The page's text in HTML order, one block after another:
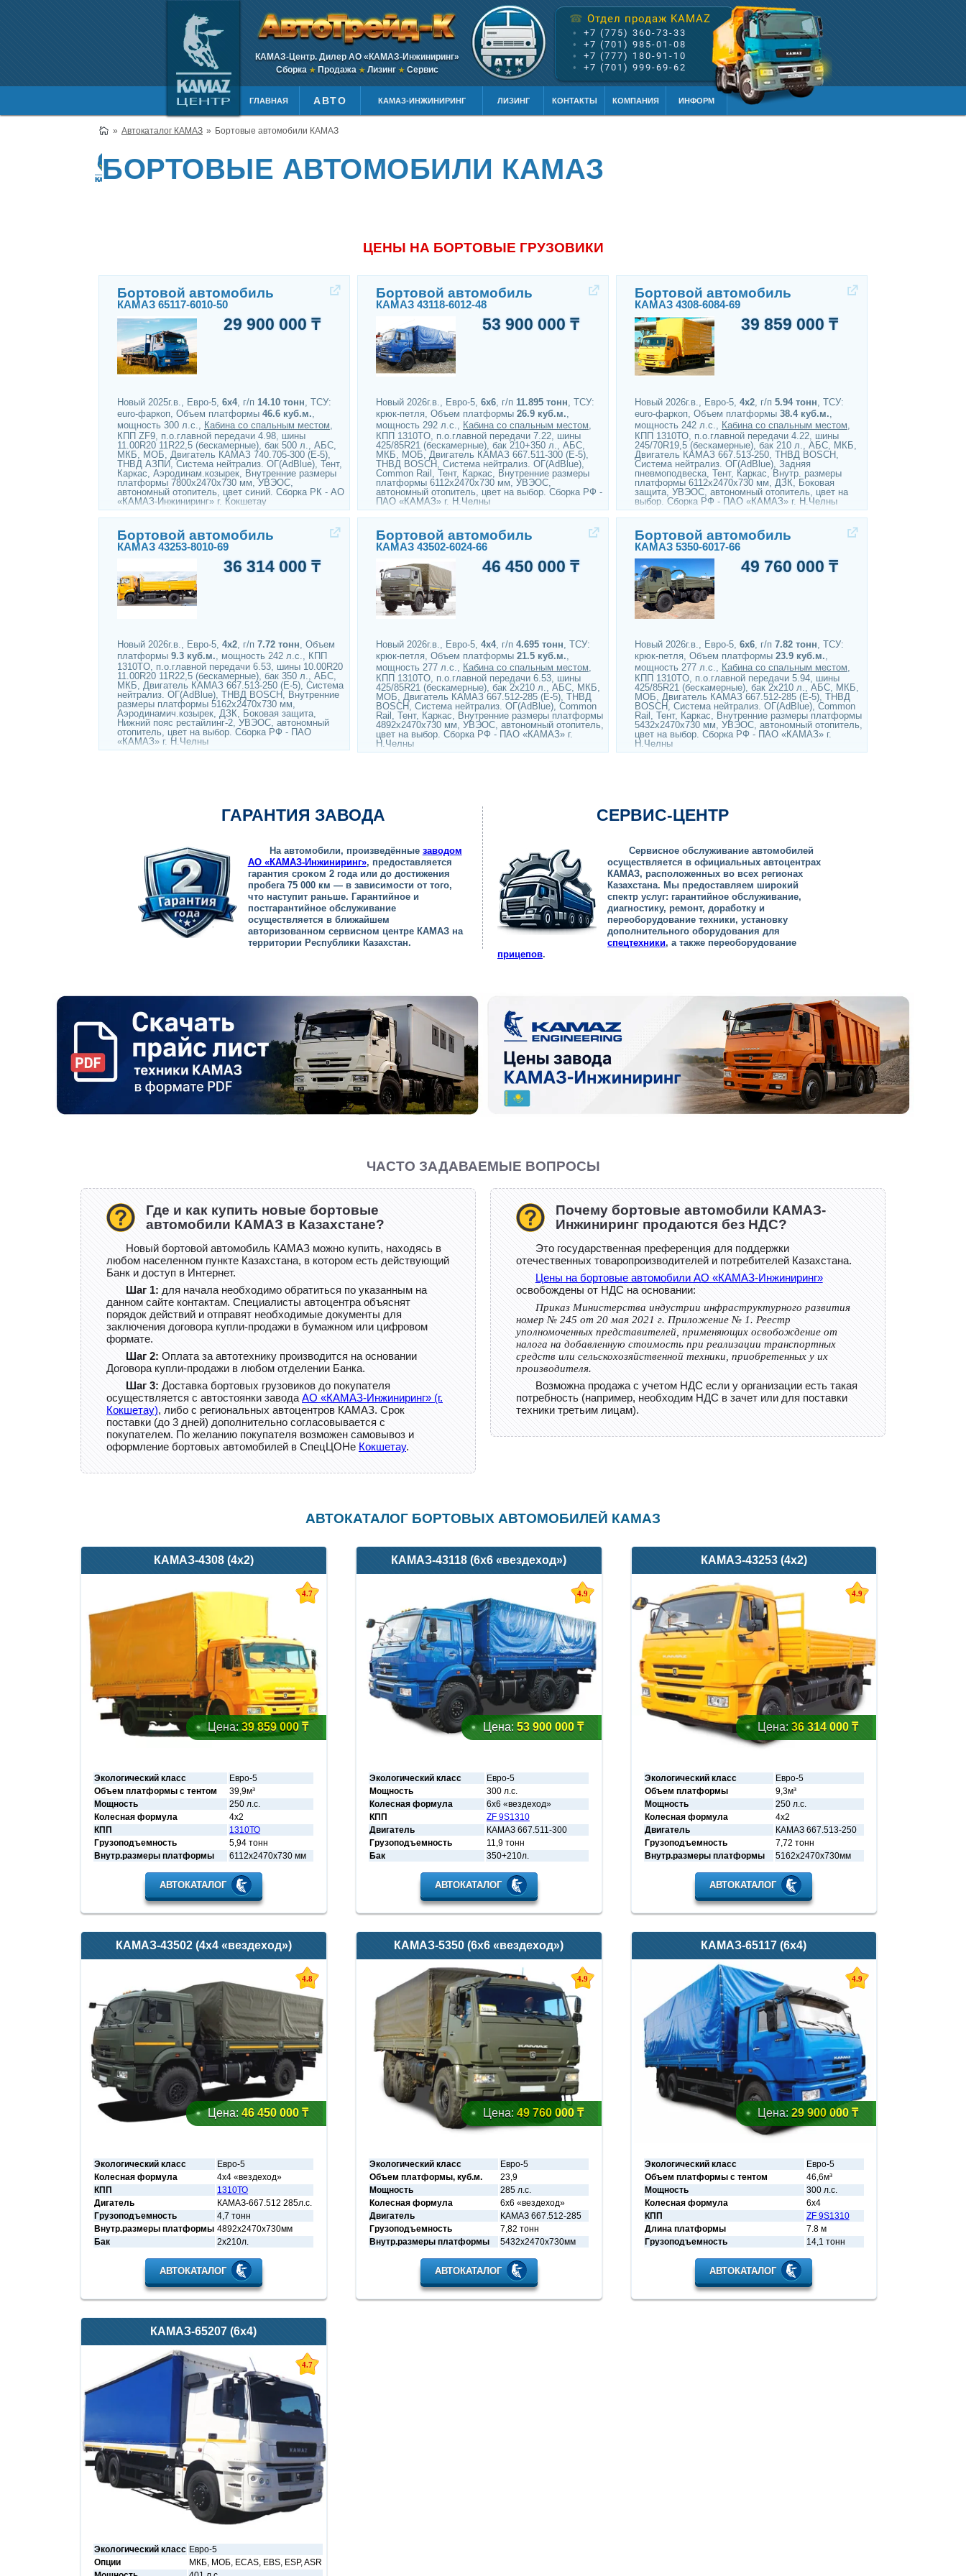
КАМАЗ-Центр. Дилер АО «КАМАЗ-Инжиниринг»
Сборка ★ Продажа ★ Лизинг ★ Сервис
☎ Отдел продаж KAMAZ
•
+7 (775) 360-73-33
•
+7 (701) 985-01-08
•
+7 (777) 180-91-10
•
+7 (701) 999-69-62
ГЛАВНАЯ АВТО КАМАЗ-ИНЖИНИРИНГ ЛИЗИНГ КОНТАКТЫ КОМПАНИЯ ИНФОРМ
Автокаталог КАМАЗ Бортовые автомобили КАМАЗ
БОРТОВЫЕ АВТОМОБИЛИ КАМАЗ
ЦЕНЫ НА БОРТОВЫЕ ГРУЗОВИКИ
Бортовой автомобиль
КАМАЗ 65117-6010-50
29 900 000 ₸
Новый 2025г.в., Евро-5, 6х4, г/п 14.10 тонн , ТСУ:
euro-фаркоп, Объем платформы 46.6 куб.м.
мощность 300 л.с.,
Кабина со спальным местом
КПП ZF9, п.о.главной передачи 4.98, шины
11.00R20 11R22,5 (бескамерные), бак 500 л., АБС,
МКБ, МОБ, Двигатель КАМАЗ 740.705-300 (Е-5),
ТНВД АЗПИ, Система нейтрализ. ОГ(AdBlue), Тент,
Каркас, Аэродинам.козырек, Внутренние размеры
платформы 7800х2470х730 мм, УВЭОС,
автономный отопитель, цвет синий. Сборка РК - АО
«КАМАЗ-Инжиниринг» г. Кокшетау
Бортовой автомобиль
КАМАЗ 43118-6012-48
53 900 000 ₸
Новый 2026г.в., Евро-5, 6х6 , г/п 11.895 тонн , ТСУ:
крюк-петля, Объем платформы 26.9 куб.м.
мощность 292 л.с.,
Кабина со спальным местом
КПП 1310TO, п.о.главной передачи 7.22, шины
425/85R21 (бескамерные), бак 210+350 л., АБС,
МКБ, МОБ, Двигатель КАМАЗ 667.511-300 (Е-5),
ТНВД BOSCH, Система нейтрализ. ОГ(AdBlue),
Common Rail, Тент, Каркас, Внутренние размеры
платформы 6112х2470х730 мм, УВЭОС,
автономный отопитель, цвет на выбор. Сборка РФ -
ПАО «КАМАЗ» г. Н.Челны
Бортовой автомобиль
КАМАЗ 4308-6084-69
39 859 000 ₸
Новый 2026г.в., Евро-5, 4х2 , г/п 5.94 тонн , ТСУ:
euro-фаркоп, Объем платформы 38.4 куб.м.
мощность 242 л.с.,
Кабина со спальным местом
КПП 1310ТО, п.о.главной передачи 4.22, шины
245/70R19,5 (бескамерные), бак 210 л., АБС, МКБ,
Двигатель КАМАЗ 667.513-250, ТНВД BOSCH,
Система нейтрализ. ОГ(AdBlue), Задняя
пневмоподвеска, Тент, Каркас, Внутр. размеры
платформы 6112х2470х730 мм, ДЗК, Боковая
защита, УВЭОС, автономный отопитель, цвет на
выбор. Сборка РФ - ПАО «КАМАЗ» г. Н.Челны
Бортовой автомобиль
КАМАЗ 43253-8010-69
36 314 000 ₸
Новый 2026г.в., Евро-5, 4х2 , г/п 7.72 тонн , Объем
платформы 9.3 куб.м. , мощность 242 л.с., КПП
1310TO, п.о.главной передачи 6.53, шины 10.00R20
11.00R20 11R22,5 (бескамерные), бак 350 л., АБС,
МКБ, Двигатель КАМАЗ 667.513-250 (Е-5), Система
нейтрализ. ОГ(AdBlue), ТНВД BOSCH, Внутренние
размеры платформы 5162х2470х730 мм,
Аэродинамич.козырек, ДЗК, Боковая защита,
Нижний пояс рестайлинг-2, УВЭОС, автономный
отопитель, цвет на выбор. Сборка РФ - ПАО
«КАМАЗ» г. Н.Челны
Бортовой автомобиль
КАМАЗ 43502-6024-66
46 450 000 ₸
Новый 2026г.в., Евро-5, 4х4, г/п 4.695 тонн , ТСУ:
крюк-петля, Объем платформы 21.5 куб.м.
мощность 277 л.с., Кабина со спальным местом
КПП 1310TO, п.о.главной передачи 6.53, шины
425/85R21 (бескамерные), бак 2х210 л., АБС, МКБ,
МОБ, Двигатель КАМАЗ 667.512-285 (Е-5), ТНВД
BOSCH, Система нейтрализ. ОГ(AdBlue), Common
Rail, Тент, Каркас, Внутренние размеры платформы
4892х2470х730 мм, УВЭОС, автономный отопитель,
цвет на выбор. Сборка РФ - ПАО «КАМАЗ» г.
Н.Челны
Бортовой автомобиль
КАМАЗ 5350-6017-66
49 760 000 ₸
Новый 2026г.в., Евро-5, 6х6 , г/п 7.82 тонн , ТСУ:
крюк-петля, Объем платформы 23.9 куб.м.
мощность 277 л.с., Кабина со спальным местом
КПП 1310TO, п.о.главной передачи 5.94, шины
425/85R21 (бескамерные), бак 2х210 л., АБС, МКБ,
МОБ, Двигатель КАМАЗ 667.512-285 (Е-5), ТНВД
BOSCH, Система нейтрализ. ОГ(AdBlue), Common
Rail, Тент, Каркас, Внутренние размеры платформы
5432х2470х730 мм, УВЭОС, автономный отопитель,
цвет на выбор. Сборка РФ - ПАО «КАМАЗ» г.
Н.Челны
ГАРАНТИЯ ЗАВОДА
На автомобили, произведённые заводом
АО «КАМАЗ-Инжиниринг», предоставляется
гарантия сроком 2 года или до достижения
пробега 75 000 км — в зависимости от того,
что наступит раньше. Гарантийное и
постгарантийное обслуживание
осуществляется в ближайшем
авторизованном сервисном центре КАМАЗ на
территории Республики Казахстан.
СЕРВИС-ЦЕНТР
Сервисное обслуживание автомобилей
осуществляется в официальных автоцентрах
КАМАЗ, расположенных во всех регионах
Казахстана. Мы предоставляем широкий
спектр услуг: гарантийное обслуживание,
диагностику, ремонт, доработку и
переоборудование техники, установку
дополнительного оборудования для
спецтехники, а также переоборудование
прицепов.
ЧАСТО ЗАДАВАЕМЫЕ ВОПРОСЫ
Где и как купить новые бортовые
автомобили КАМАЗ в Казахстане?
Новый бортовой автомобиль КАМАЗ можно купить, находясь в
любом населенном пункте Казахстана, в котором есть действующий
Банк и доступ в Интернет.
Шаг 1: для начала необходимо обратиться по указанным на
данном сайте контактам. Специалисты автоцентра объяснят
порядок действий и отправят необходимые документы для
заключения договора купли-продажи в бумажном или цифровом
формате.
Шаг 2: Оплата за автотехнику производится на основании
Договора купли-продажи в любом отделении Банка.
Шаг 3: Доставка бортовых грузовиков до покупателя
осуществляется с автостоянки завода АО «КАМАЗ-Инжиниринг» (г.
Кокшетау), либо с региональных автоцентров КАМАЗ. Срок
поставки (до 3 дней) дополнительно согласовывается с
покупателем. По желанию покупателя возможен самовывоз и
оформление бортовых автомобилей в СпецЦОНе Кокшетау.
Почему бортовые автомобили КАМАЗ-
Инжиниринг продаются без НДС?
Это государственная преференция для поддержки
отечественных товаропроизводителей и потребителей Казахстана.
Цены на бортовые автомобили АО «КАМАЗ-Инжиниринг»
освобождены от НДС на основании:
Приказ Министерства индустрии инфраструктурного развития
номер № 245 от 20 мая 2021 г. Приложение № 1. Реестр
уполномоченных представителей, применяющих освобождение от
налога на добавленную стоимость при реализации транспортных
средств или сельскохозяйственной техники, приобретенных у их
производителя.
Возможна продажа с учетом НДС если у организации есть такая
потребность (например, необходим НДС в зачет или для поставки
техники третьим лицам).
АВТОКАТАЛОГ БОРТОВЫХ АВТОМОБИЛЕЙ КАМАЗ
КАМАЗ-4308 (4х2)
Цена:39 859 000 ₸
4.7
Экологический класс
Евро-5
Объем платформы с тентом
39,9м³
Мощность
250 л.с.
Колесная формула
4х2
КПП
1310ТО
Грузоподъемность
5,94 тонн
Внутр.размеры платформы
6112х2470х730 мм
АВТОКАТАЛОГ
КАМАЗ-43118 (6х6 «вездеход»)
Цена: 53 900 000 ₸
4.9
Экологический класс
Евро-5
Мощность
300 л.с.
Колесная формула
6х6 «вездеход»
КПП
ZF 9S1310
Двигатель
КАМАЗ 667.511-300
Грузоподъемность
11,9 тонн
Бак
350+210л.
АВТОКАТАЛОГ
КАМАЗ-43253 (4х2)
Цена:36 314 000 ₸
4.9
Экологический класс
Евро-5
Объем платформы
9,3м³
Мощность
250 л.с.
Колесная формула
4х2
Двигатель
КАМАЗ 667.513-250
Грузоподъемность
7,72 тонн
Внутр.размеры платформы
5162х2470х730мм
АВТОКАТАЛОГ
КАМАЗ-43502 (4х4 «вездеход»)
Цена: 46 450 000 ₸
4.8
Экологический класс
Евро-5
Колесная формула
4х4 «вездеход»
КПП
1310ТО
Дигатель
КАМАЗ-667.512 285л.с.
Грузоподъемность
4,7 тонн
Внутр.размеры платформы 4892х2470х730мм
Бак
2x210л.
АВТОКАТАЛОГ
КАМАЗ-5350 (6х6 «вездеход»)
Цена: 49 760 000 ₸
4.9
Экологический класс
Евро-5
Объем платформы, куб.м.
23,9
Мощность
285 л.с.
Колесная формула
6х6 «вездеход»
Двигатель
КАМАЗ 667.512-285
Грузоподъемность
7,82 тонн
Внутр.размеры платформы
5432х2470х730мм
АВТОКАТАЛОГ
КАМАЗ-65117 (6х4)
Цена:29 900 000 ₸
4.9
Экологический класс
Евро-5
Объем платформы с тентом
46,6м³
Мощность
300 л.с.
Колесная формула
6х4
КПП
ZF 9S1310
Длина платформы
7.8 м
Грузоподъемность
14,1 тонн
АВТОКАТАЛОГ
КАМАЗ-65207 (6х4)
4.7
Экологический класс Евро-5
Опции
МКБ, МОБ, ECAS, EBS, ESP, ASR